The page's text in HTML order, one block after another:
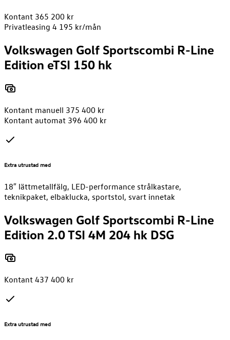
Kontant 365 200 kr
Privatleasing 4 195 kr/mån
Volkswagen Golf Sportscombi R-Line
Edition eTSI 150 hk
Kontant manuell 375 400 kr
Kontant automat 396 400 kr
Extra utrustad med
18″ lättmetallfälg, LED-performance strålkastare,
teknikpaket, elbaklucka, sportstol, svart innetak
Volkswagen Golf Sportscombi R-Line
Edition 2.0 TSI 4M 204 hk DSG
Kontant 437 400 kr
Extra utrustad med